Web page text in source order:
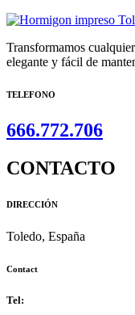
Transformamos
elegante y fácil de
TELEFONO
666.772.706
CONTACTO
DIRECCIÓN
Toledo, España
Contact
Tel: